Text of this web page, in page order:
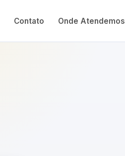
Contato Onde Atendemos